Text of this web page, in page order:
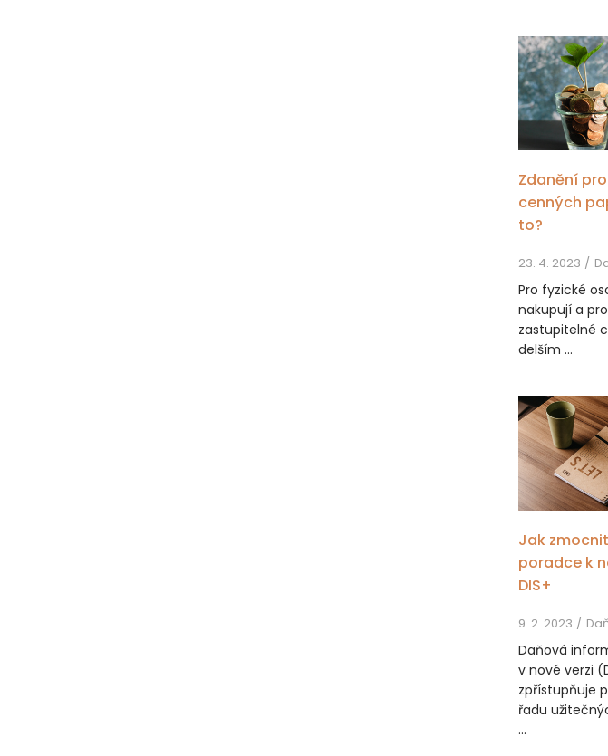
Zdanění
cenných
to?
23. 4. 2023
Pro fyzické
nakupují a
zastupitelné
delším ...
Jak
poradce k
DIS+
9. 2. 2023 Daň z
Daňová
v nové verzi
zpřístupňuje
řadu
...